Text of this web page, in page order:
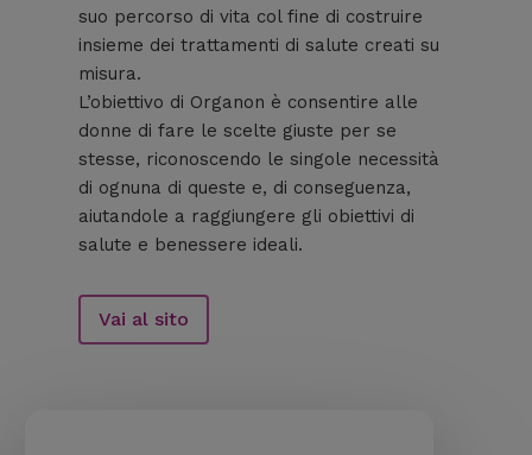
suo percorso di vita col fine di costruire
insieme dei trattamenti di salute creati su
misura.
L’obiettivo di Organon è consentire alle
donne di fare le scelte giuste per se
stesse, riconoscendo le singole necessità
di ognuna di queste e, di conseguenza,
aiutandole a raggiungere gli obiettivi di
salute e benessere ideali.
Vai al sito